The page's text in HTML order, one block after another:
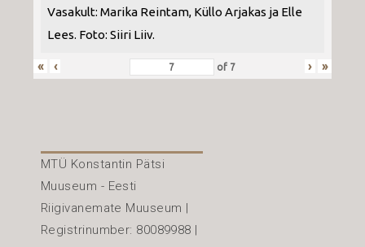
Vasakult: Marika Reintam, Küllo Arjakas ja Elle
Lees. Foto: Siiri Liiv.
« ‹ of 7 › »
MTÜ Konstantin Pätsi
Muuseum - Eesti
Riigivanemate Muuseum |
Registrinumber: 80089988 |